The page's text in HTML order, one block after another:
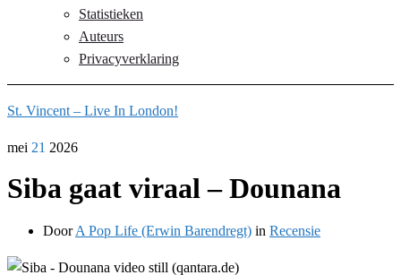
Statistieken
Auteurs
Privacyverklaring
St. Vincent – Live In London!
mei 21 2026
Siba gaat viraal – Dounana
DoorA Pop Life (Erwin Barendregt) in Recensie